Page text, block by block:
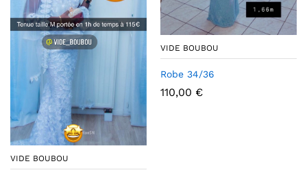
VIDE BOUBOU
VIDE BOUBOU
Robe 34/36
110,00 €